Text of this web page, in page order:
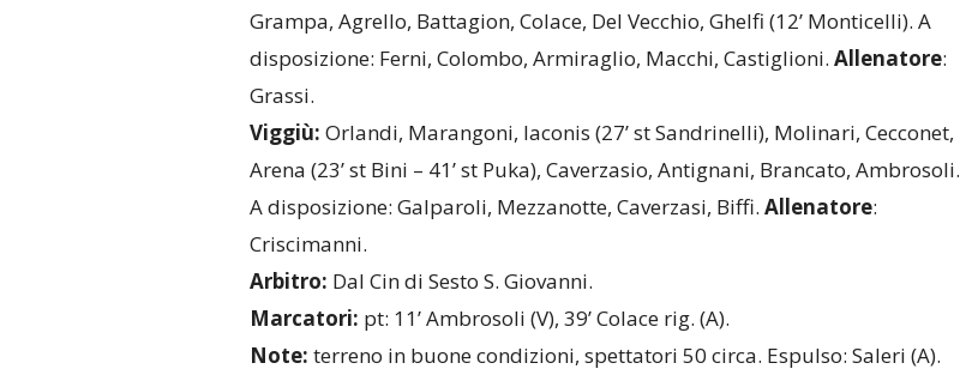
Grampa, Agrello, Battagion, Colace, Del Vecchio, Ghelfi (12’ Monticelli). A
disposizione: Ferni, Colombo, Armiraglio, Macchi, Castiglioni. Allenatore:
Grassi.
Viggiù: Orlandi, Marangoni, Iaconis (27’ st Sandrinelli), Molinari, Cecconet,
Arena (23’ st Bini – 41’ st Puka), Caverzasio, Antignani, Brancato, Ambrosoli.
A disposizione: Galparoli, Mezzanotte, Caverzasi, Biffi. Allenatore:
Criscimanni.
Arbitro: Dal Cin di Sesto S. Giovanni.
Marcatori: pt: 11’ Ambrosoli (V), 39’ Colace rig. (A).
Note: terreno in buone condizioni, spettatori 50 circa. Espulso: Saleri (A).